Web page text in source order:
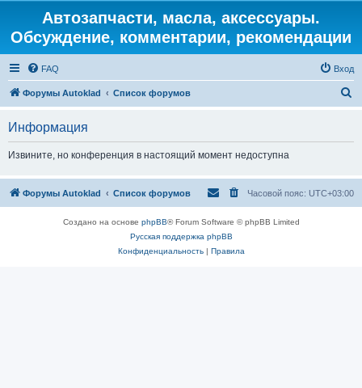
Автозапчасти, масла, аксессуары.
Обсуждение, комментарии, рекомендации
FAQ Вход
Форумы Autoklad Список форумов
Информация
Извините, но конференция в настоящий момент недоступна
Форумы Autoklad Список форумов Часовой пояс: UTC+03:00
Создано на основе phpBB® Forum Software © phpBB Limited
Русская поддержка phpBB
Конфиденциальность| Правила